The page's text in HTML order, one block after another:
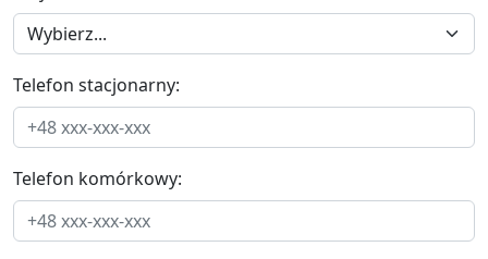
Telefon stacjonarny:
Telefon komórkowy: